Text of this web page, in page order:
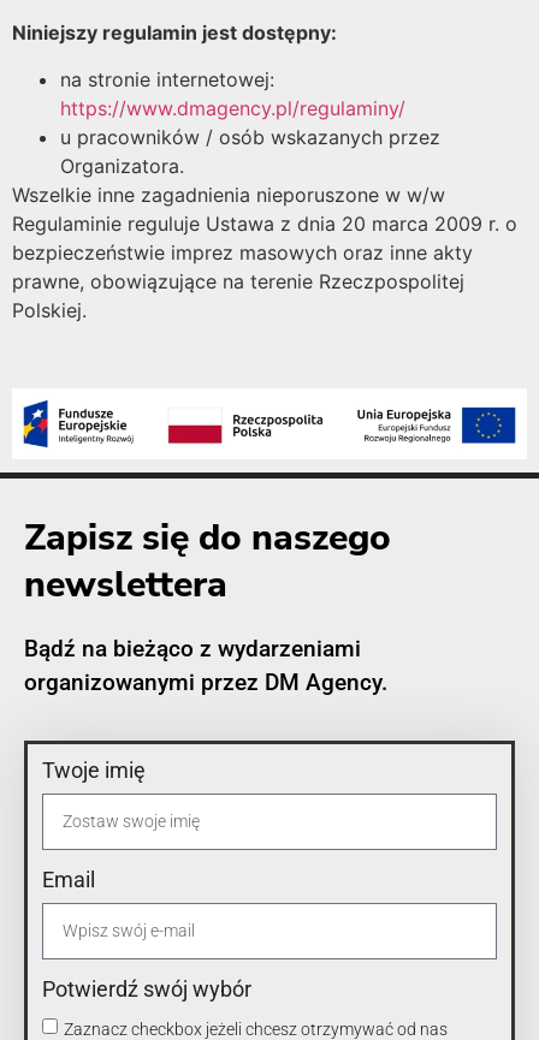
Niniejszy regulamin jest dostępny:
na stronie internetowej:
https://www.dmagency.pl/regulaminy/
u pracowników / osób wskazanych przez
Organizatora.
Wszelkie inne zagadnienia nieporuszone w w/w
Regulaminie reguluje Ustawa z dnia 20 marca 2009 r. o
bezpieczeństwie imprez masowych oraz inne akty
prawne, obowiązujące na terenie Rzeczpospolitej
Polskiej.
Zapisz się do naszego
newslettera
Bądź na bieżąco z wydarzeniami
organizowanymi przez DM Agency.
Twoje imię
Email
Potwierdź swój wybór
Zaznacz checkbox jeżeli chcesz otrzymywać od nas